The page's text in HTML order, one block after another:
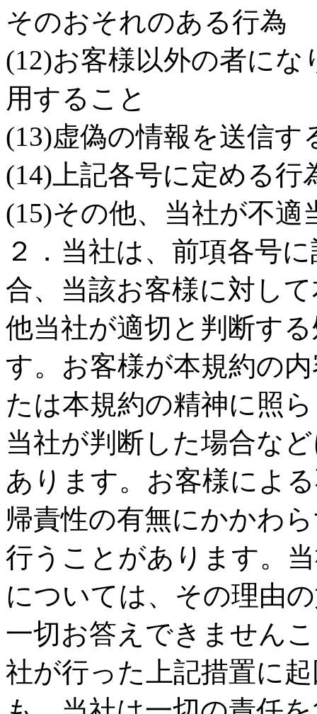
そのおそれのある行為
(12)お客様以外の者に
用すること
(13)虚偽の情報を送信す
(14)上記各号に定める行
(15)その他、当社が不適
２．当社は、前項各号
合、当該お客様に対し
他当社が適切と判断す
す。お客様が本規約の
たは本規約の精神に照
当社が判断した場合な
あります。お客様によ
帰責性の有無にかかわ
行うことがあります。
については、その理由
一切お答えできません
社が行った上記措置に